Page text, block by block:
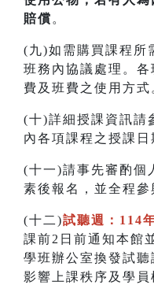
賠償 。
(九)如需購買課程所
班務內協議處理。
費及班費之使用方式
(十)詳細授課資訊請
內各項課程之授課日
(十一)請事先審酌個
素後報名，並全程參
(十二)試聽週：114
課前2日前通知本館
學班辦公室換發試
影響上課秩序及學員